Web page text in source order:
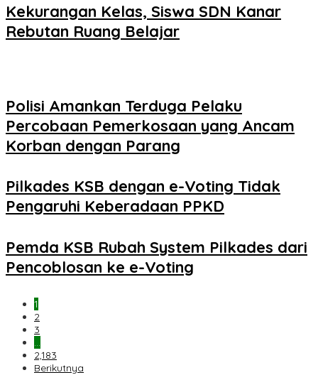
Kekurangan Kelas, Siswa SDN Kanar
Rebutan Ruang Belajar
Polisi Amankan Terduga Pelaku
Percobaan Pemerkosaan yang Ancam
Korban dengan Parang
Pilkades KSB dengan e-Voting Tidak
Pengaruhi Keberadaan PPKD
Pemda KSB Rubah System Pilkades dari
Pencoblosan ke e-Voting
1
2
3
…
2,183
Berikutnya